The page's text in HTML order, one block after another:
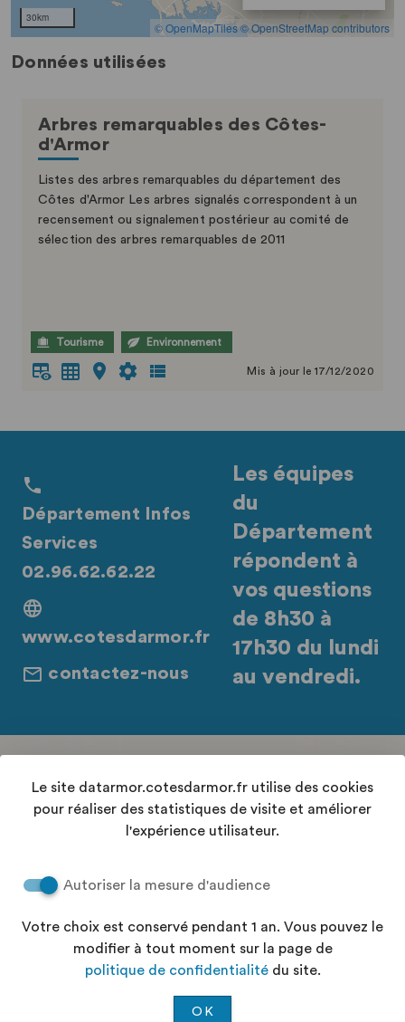
Données utilisées
Arbres remarquables des Côtes-
d'Armor
Listes des arbres remarquables du département des
Côtes d'Armor Les arbres signalés correspondent à un
recensement ou signalement postérieur au comité de
sélection des arbres remarquables de 2011
Tourisme Environnement
Mis à jour le 17/12/2020
Département Infos
Services
02.96.62.62.22
www.cotesdarmor.fr
contactez-nous
Les équipes
du
Département
répondent à
vos questions
de 8h30 à
17h30 du lundi
au vendredi.
Conditions Générales d'Utilisation
Aide
Politique de confidentialité
Plan du site
Le site datarmor.cotesdarmor.fr utilise des cookies
pour réaliser des statistiques de visite et améliorer
l'expérience utilisateur.
Autoriser la mesure d'audience
Votre choix est conservé pendant 1 an. Vous pouvez le
modifier à tout moment sur la page de
politique de confidentialitédu site.
OK